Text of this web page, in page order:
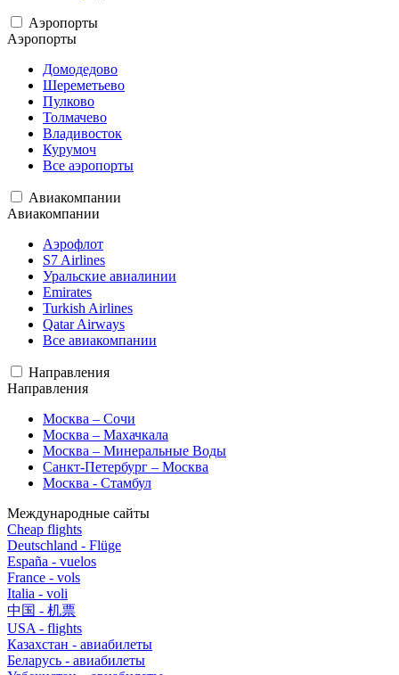
Аэропорты
Аэропорты
Домодедово
Шереметьево
Пулково
Толмачево
Владивосток
Курумоч
Все аэропорты
Авиакомпании
Авиакомпании
Аэрофлот
S7 Airlines
Уральские авиалинии
Emirates
Turkish Airlines
Qatar Airways
Все авиакомпании
Направления
Направления
Москва – Сочи
Москва – Махачкала
Москва – Минеральные Воды
Санкт-Петербург – Москва
Москва - Стамбул
Международные сайты
Cheap flights
Deutschland - Flüge
España - vuelos
France - vols
Italia - voli
中国 - 机票
USA - flights
Казахстан - авиабилеты
Беларусь - авиабилеты